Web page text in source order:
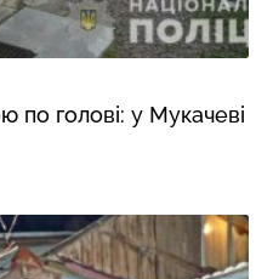
голові: у Мукачеві